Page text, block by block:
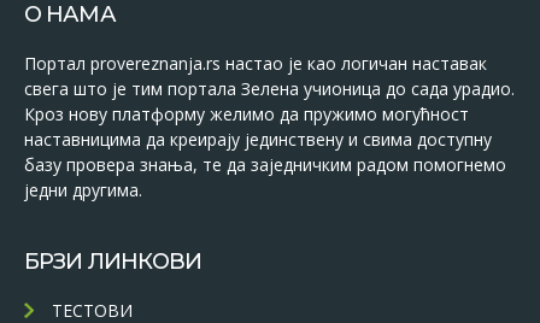
О НАМА
Портал provereznanja.rs настао је као логичан наставак
свега што је тим портала Зелена учионица до сада урадио.
Кроз нову платформу желимо да пружимо могућност
наставницима да креирају јединствену и свима доступну
базу провера знања, те да заједничким радом помогнемо
једни другима.
БРЗИ ЛИНКОВИ
ТЕСТОВИ